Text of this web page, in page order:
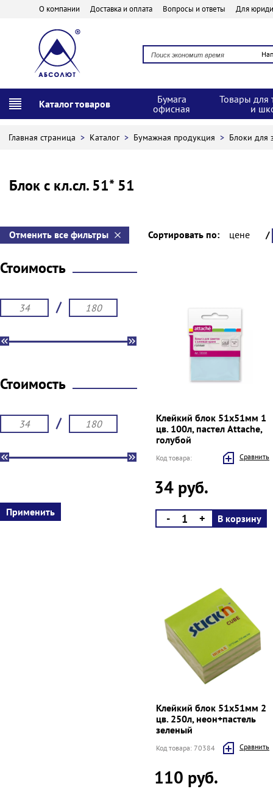
О компании Доставка и оплата Вопросы и ответы Для
Каталог товаров
Бумага
офисная
Товары для
и
Главная страница > Каталог > Бумажная продукция > Блоки для
Блок с кл.сл. 51* 51
Отменить все фильтры Сортировать по: цене /
Стоимость
/
Стоимость
/
Клейкий блок 51х51мм 1
цв. 100л, пастел Attache,
голубой
Код товара: Cравнить
34 руб.
- + В корзину
Клейкий блок 51х51мм 2
цв. 250л, неон+пастель
зеленый
Код товара: 70384 Cравнить
110 руб.